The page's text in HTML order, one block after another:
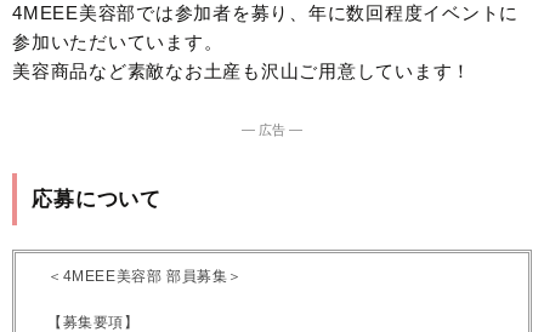
4MEEE美容部では参加者を募り、年に数回程度イベントに
参加いただいています。
美容商品など素敵なお土産も沢山ご用意しています！
― 広告 ―
応募について
＜4MEEE美容部 部員募集＞
【募集要項】